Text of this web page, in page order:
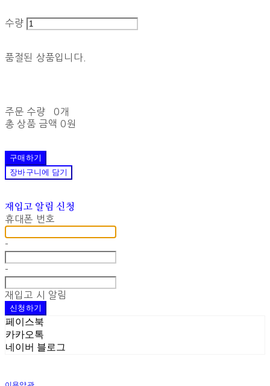
수량
품절된 상품입니다.
주문 수량
0개
총 상품 금액 0원
구매하기
장바구니에 담기
재입고 알림 신청
휴대폰 번호
-
-
재입고 시 알림
신청하기
페이스북
카카오톡
네이버 블로그